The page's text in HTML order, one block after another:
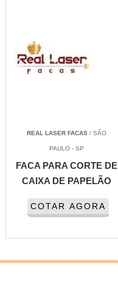
REAL LASER FACAS / SÃO
PAULO - SP
FACA PARA CORTE DE
CAIXA DE PAPELÃO
COTAR AGORA